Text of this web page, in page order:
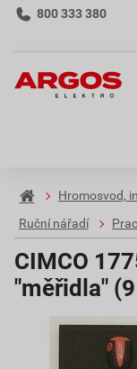
800 333 380
Hromosvod,
Ruční nářadí
CIMCO
"měřidla"